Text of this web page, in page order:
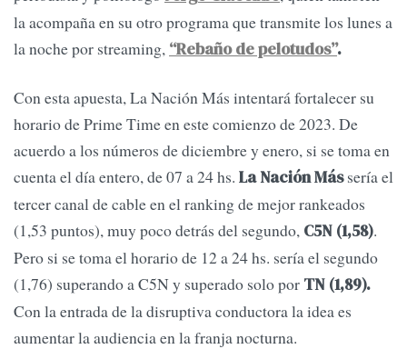
la acompaña en su otro programa que transmite los lunes a
la noche por streaming, “Rebaño de pelotudos”.
Con esta apuesta, La Nación Más intentará fortalecer su
horario de Prime Time en este comienzo de 2023. De
acuerdo a los números de diciembre y enero, si se toma en
cuenta el día entero, de 07 a 24 hs. La Nación Mássería el
tercer canal de cable en el ranking de mejor rankeados
(1,53 puntos), muy poco detrás del segundo, C5N (1,58).
Pero si se toma el horario de 12 a 24 hs. sería el segundo
(1,76) superando a C5N y superado solo por TN (1,89).
Con la entrada de la disruptiva conductora la idea es
aumentar la audiencia en la franja nocturna.